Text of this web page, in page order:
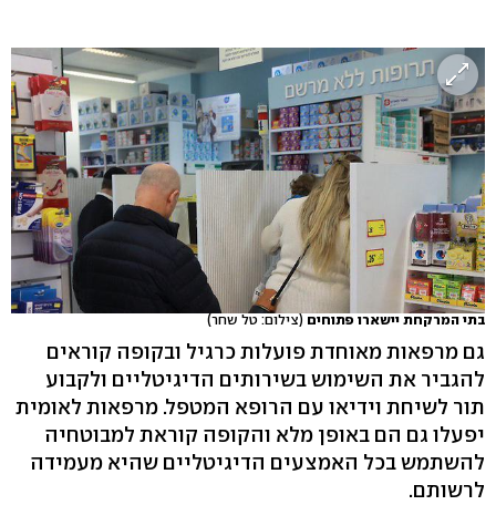
בתי המרקחת יישארו פתוחים (צילום: טל שחר)
גם מרפאות מאוחדת פועלות כרגיל ובקופה קוראים
להגביר את השימוש בשירותים הדיגיטליים ולקבוע
תור לשיחת וידיאו עם הרופא המטפל. מרפאות לאומית
יפעלו גם הם באופן מלא והקופה קוראת למבוטחיה
להשתמש בכל האמצעים הדיגיטליים שהיא מעמידה
לרשותם.